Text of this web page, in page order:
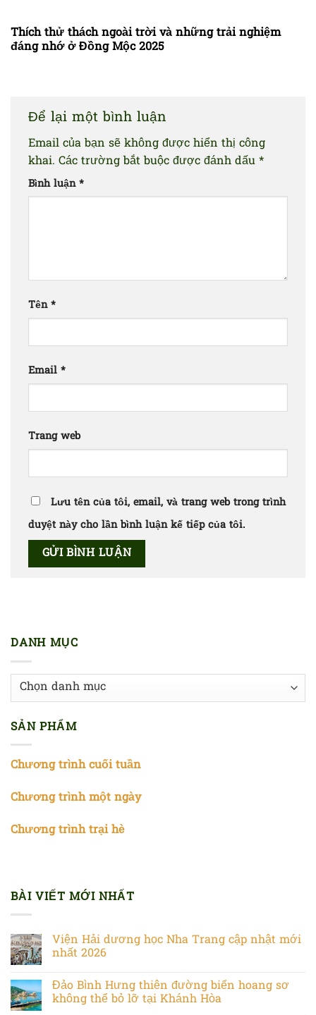
Thích thử thách ngoài trời và những trải nghiệm
đáng nhớ ở Đồng Mộc 2025
Để lại một bình luận
Email của bạn sẽ không được hiển thị công
khai. Các trường bắt buộc được đánh dấu *
Bình luận*
Tên*
Email *
Trang web
Lưu tên của tôi, email, và trang web trong trình
duyệt này cho lần bình luận kế tiếp của tôi.
DANH MỤC
Danh
SẢN PHẨM
Chương trình cuối tuần
Chương trình một ngày
Chương trình trại hè
BÀI VIẾT MỚI NHẤT
Viện Hải dương học Nha Trang cập nhật mới
nhất 2026
Đảo Bình Hưng thiên đường biển hoang sơ
không thể bỏ lỡ tại Khánh Hòa